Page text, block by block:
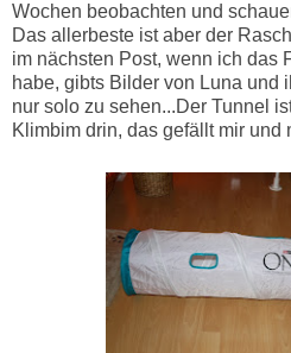
Wochen beobachten und
Das allerbeste ist aber der
im nächsten Post, wenn ich das
habe, gibts Bilder von Luna und
nur solo zu sehen...Der Tunnel
Klimbim drin, das gefällt mir und